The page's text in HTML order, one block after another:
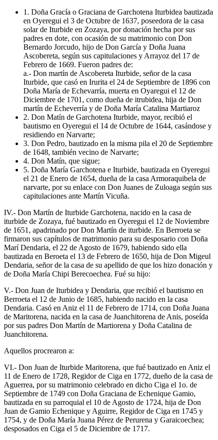
1. Doña Gracía o Graciana de Garchotena Iturbidea bautizada
en Oyeregui el 3 de Octubre de 1637, poseedora de la casa
solar de Iturbide en Zozaya, por donación hecha por sus
padres en dote, con ocasión de su matrimonio con Don
Bernardo Jorcudo, hijo de Don García y Doña Juana
Ascobereta, según sus capitulaciones y Arrayoz del 17 de
Febrero de 1669. Fueron padres de:
a.- Don martín de Ascobereta Iturbide, señor de la casa
Iturbide, que casó en Irurita el 24 de Septiembre de 1896 con
Doña María de Echevarría, muerta en Oyaregui el 12 de
Diciembre de 1701, como dueña de itrubidea, hija de Don
martín de Echeverría y de Doña María Catalina Martiaroz
2. Don Matín de Garchotena Iturbide, mayor, recibió el
bautismo en Oyeregui el 14 de Octubre de 1644, casándose y
residiendo en Narvarte;
3. Don Pedro, bautizado en la misma pila el 20 de Septiembre
de 1648, también vecino de Narvarte;
4. Don Matín, que sigue;
5. Doña María Garchotena e Iturbide, bautizada en Oyeregui
el 21 de Enero de 1654, dueña de la casa Armoraquibela de
narvarte, por su enlace con Don Juanes de Zuloaga según sus
capitulaciones ante Martín Vicuña.
IV.- Don Martín de Iturbide Garchotena, nacido en la casa de
iturbide de Zozaya, fué bautizado en Oyeregui el 12 de Noviembre
de 1651, apadrinado por Don Martín de iturbide. En Berroeta se
firmaron sus capítulos de matrimonio para su desposario con Doña
Marí Dendaria, el 22 de Agosto de 1679, habiendo sido ella
bautizada en Beroeta el 13 de Febrero de 1650, hija de Don Migeul
Dendaria, señor de la casa de su apellido de que los hizo donación y
de Doña María Chipi Berecoechea. Fué su hijo:
V.- Don Juan de Iturbidea y Dendaria, que recibió el bautismo en
Berroeta el 12 de Junio de 1685, habiendo nacido en la casa
Dendaria. Casó en Aniz el 11 de Febrero de 1714, con Doña Juana
de Maritorena, nacida en la casa de Juanchitorena de Anis, poseída
por sus padres Don Martín de Martiorena y Doña Catalina de
Juanchitorena.
Aquellos procrearon a:
VI.- Don Juan de Iturbide Maritorena, que fué bautizado en Aniz el
11 de Enero de 1728, Regidor de Ciga en 1772, dueño de la casa de
Aguerrea, por su matrimonio celebrado en dicho Ciga el 1o. de
Septiembre de 1749 con Doña Graciana de Echenique Gamio,
bautizada en su parroquial el 10 de Agosto de 1724, hija de Don
Juan de Gamio Echenique y Aguirre, Regidor de Ciga en 1745 y
1754, y de Doña María Juana Pérez de Perurena y Garaicoechea;
desposados en Ciga el 5 de Diciembre de 1717.